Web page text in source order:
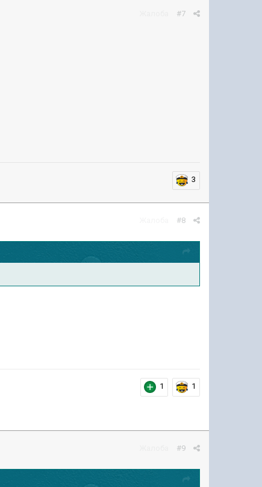
#7
3
#8
1 1
#9